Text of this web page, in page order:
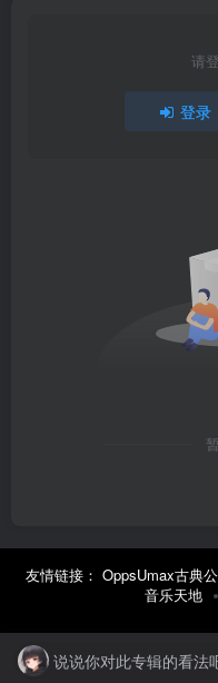
请
登录
友情链接： OppsUmax古典
音乐天地
说说你对此专辑的看法